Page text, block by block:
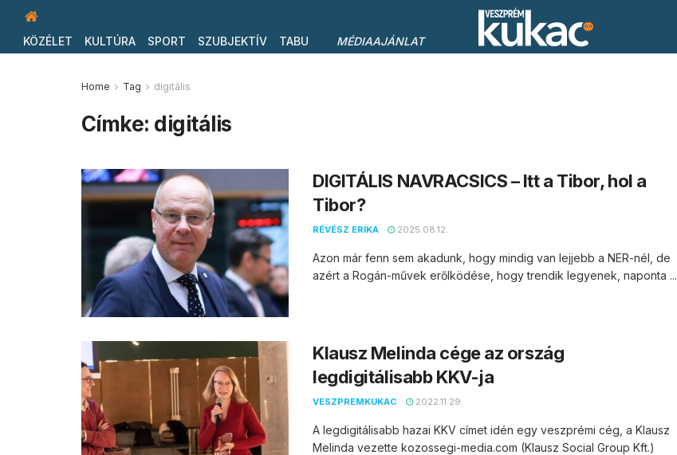
KÖZÉLET KULTÚRA SPORT SZUBJEKTÍV TABU MÉDIAAJÁNLAT
Home Tag digitális
Címke: digitális
DIGITÁLIS NAVRACSICS – Itt a Tibor, hol a
Tibor?
RÉVÉSZ ERIKA 2025.08.12.
Azon már fenn sem akadunk, hogy mindig van lejjebb a NER-nél, de
azért a Rogán-művek erőlködése, hogy trendik legyenek, naponta ...
Klausz Melinda cége az ország
legdigitálisabb KKV-ja
VESZPREMKUKAC 2022.11.29.
A legdigitálisabb hazai KKV címet idén egy veszprémi cég, a Klausz
Melinda vezette kozossegi-media.com (Klausz Social Group Kft.)